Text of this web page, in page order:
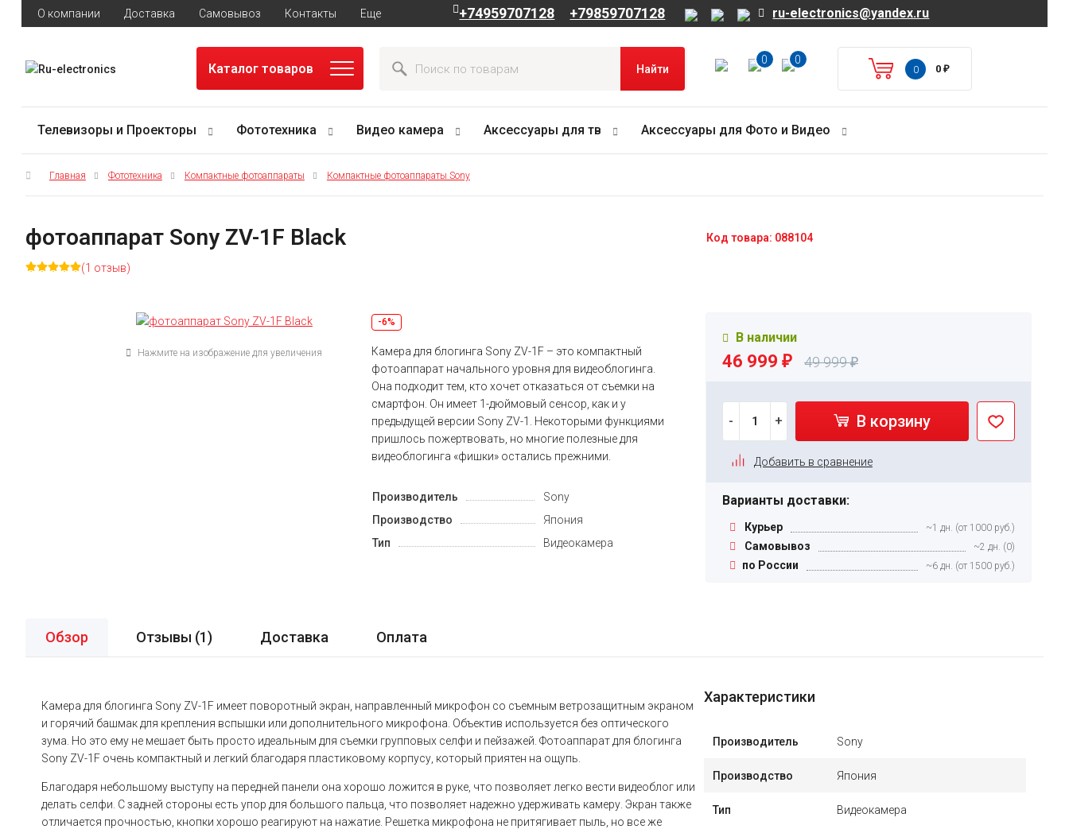
О компании Доставка Самовывоз Контакты Еще +74959707128 +79859707128 ru-electronics@yandex.ru
Каталог товаров Найти
0 0
0 0₽
Телевизоры и Проекторы Фототехника Видео камера Аксессуары для тв Аксессуары для Фото и Видео
Главная Фототехника Компактные фотоаппараты Компактные фотоаппараты Sony
фотоаппарат Sony ZV-1F Black Код товара: 088104
(1 отзыв)
Нажмите на изображение для увеличения
-6%
Камера для блогинга Sony ZV-1F – это компактный
фотоаппарат начального уровня для видеоблогинга.
Она подходит тем, кто хочет отказаться от съемки на
смартфон. Он имеет 1-дюймовый сенсор, как и у
предыдущей версии Sony ZV-1. Некоторыми функциями
пришлось пожертвовать, но многие полезные для
видеоблогинга «фишки» остались прежними.
Производитель
Sony
Производство
Япония
Тип
Видеокамера
В наличии
46 999 ₽ 49 999₽
- + В корзину
Добавить в сравнение
Варианты доставки:
Курьер ~1 дн. (от 1000 руб.)
Самовывоз ~2 дн. (0)
по России ~6 дн. (от 1500 руб.)
Обзор Отзывы (1) Доставка Оплата
Камера для блогинга Sony ZV-1F имеет поворотный экран, направленный микрофон со съемным ветрозащитным экраном
и горячий башмак для крепления вспышки или дополнительного микрофона. Объектив используется без оптического
зума. Но это ему не мешает быть просто идеальным для съемки групповых селфи и пейзажей. Фотоаппарат для блогинга
Sony ZV-1F очень компактный и легкий благодаря пластиковому корпусу, который приятен на ощупь.
Благодаря небольшому выступу на передней панели она хорошо ложится в руке, что позволяет легко вести видеоблог или
делать селфи. С задней стороны есть упор для большого пальца, что позволяет надежно удерживать камеру. Экран также
отличается прочностью, кнопки хорошо реагируют на нажатие. Решетка микрофона не притягивает пыль, но все же
Характеристики
Производитель Sony
Производство Япония
Тип Видеокамера